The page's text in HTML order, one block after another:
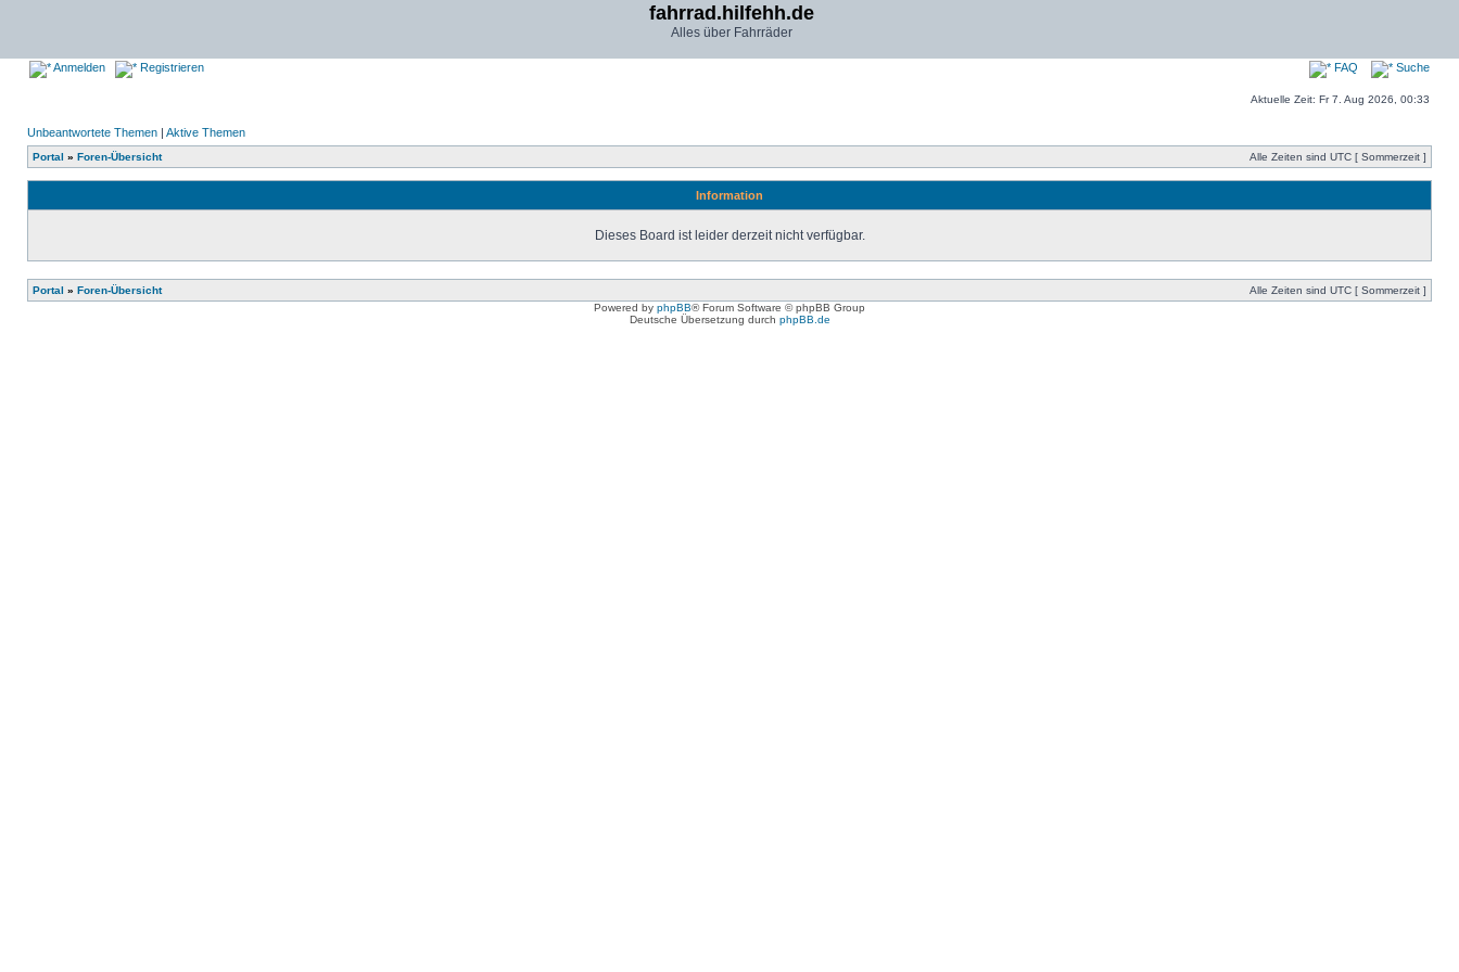
fahrrad.hilfehh.de
Alles über Fahrräder
Anmelden Registrieren FAQ Suche
Aktuelle Zeit: Fr 7. Aug 2026, 00:33
Unbeantwortete Themen | Aktive Themen
Portal » Foren-Übersicht Alle Zeiten sind UTC [ Sommerzeit ]
Information
Dieses Board ist leider derzeit nicht verfügbar.
Portal » Foren-Übersicht
Alle Zeiten sind UTC [ Sommerzeit ]
Powered by phpBB® Forum Software © phpBB Group
Deutsche Übersetzung durch phpBB.de